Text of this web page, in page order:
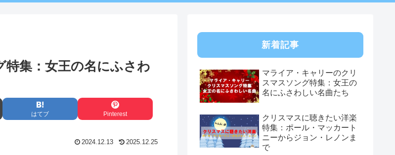
集：女王の名にふさわ
はてブ Pinterest
2024.12.13 2025.12.25
新着記事
マライア・キャリーのクリ
スマスソング特集：女王の
名にふさわしい名曲たち
クリスマスに聴きたい洋楽
特集：ポール・マッカート
ニーからジョン・レノンま
で